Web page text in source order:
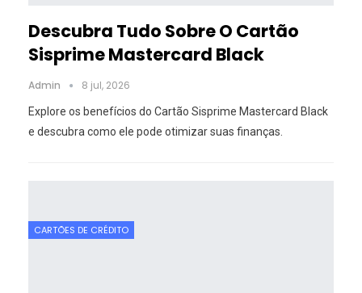
Descubra Tudo Sobre O Cartão
Sisprime Mastercard Black
Admin 8 jul, 2026
Explore os benefícios do Cartão Sisprime Mastercard Black
e descubra como ele pode otimizar suas finanças.
CARTÕES DE CRÉDITO